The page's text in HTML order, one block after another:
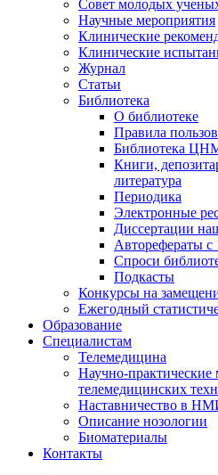
Совет молодых
Научные мероприятия
Клинические
Клинические
Журнал
Статьи
Библиотека
О библиотеке
Правила
Библиотека
Книги,
литература
Периодика
Электронные
Диссертации
Авторефераты с
Спроси
Подкасты
Конкурсы на
Ежегодный
Образование
Специалистам
Телемедицина
Научно-
телемедицинских
Наставничество в
Описание нозологии
Биоматериалы
Контакты